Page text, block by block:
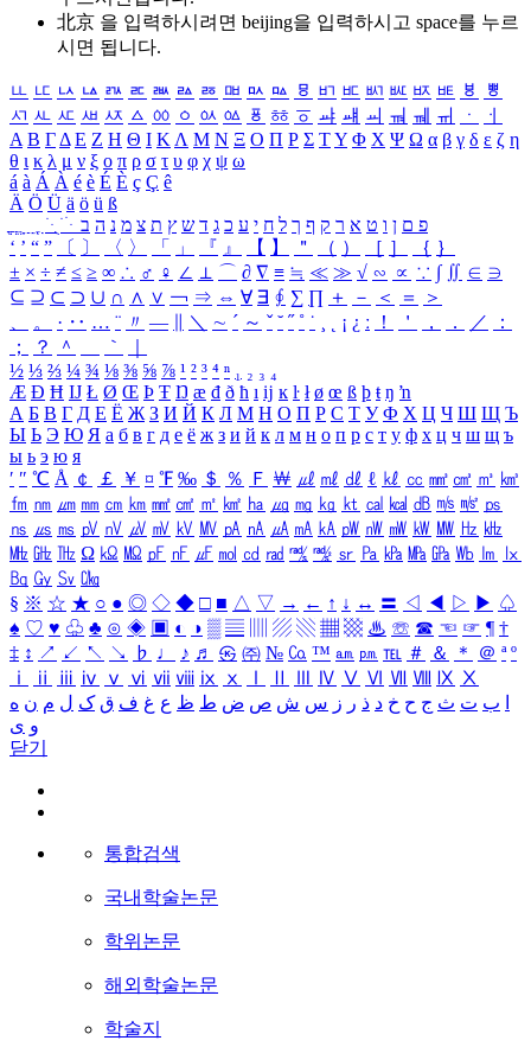
北京 을 입력하시려면 beijing을 입력하시고 space를 누르
시면 됩니다.
ㅥ ㅦ ㅧ ㅨ ㅩ ㅪ ㅫ ㅬ ㅭ ㅮ ㅯ ㅰ ㅱ ㅲ ㅳ ㅴ ㅵ ㅶ ㅷ ㅸ
ㅹ
ㅺ ㅻ ㅼ ㅽ ㅾ ㅿ ㆀ ㆁ ㆂ ㆃ ㆄ ㆅ ㆆ ㆇ ㆈ ㆉ ㆊ ㆋ ㆌ ㆍ
ㆎ
Α Β ΓΔ Ε Ζ Η Θ Ι ΚΛ Μ Ν Ξ Ο Π Ρ Σ ΤΥ Φ Χ Ψ Ω α β γ δ ε ζ η
θ ι κ λ μ ν ξ ο π ρ σ τ υ φ χ ψ ω
á à Á À é è É È ç Ç ê
Ä Ö Ü ä ö ü ß
ִֶֹ ֻּ ׁׂ פ ם ן ו ט א ר ק ף ך ל ח י ע כ ג ד ש ץ ת צ מ נ ה ב
‘ ’ “ ” 〔 〕 〈 〉 「 」 『 』 【 】 ＂ （ ） ［ ］ ｛ ｝
± × ÷ ≠ ≤ ≥ ∞ ∴ ♂ ♀ ∠ ⊥ ⌒ ∂ ∇ ≡ ≒ ≪ ≫ √ ∽ ∝ ∵ ∫ ∬ ∈ ∋
⊆ ⊇ ⊂ ⊃ ∪ ∩ ∧ ∨ ￢ ⇒ ⇔ ∀ ∃ ∮ ∑ ∏ ＋ － ＜ ＝
＞
、
。 · ‥ … ¨ 〃 ― ＼ ∼ ´ ～ ˇ ˘ ˝ ˚ ˙ ¸ ¡ ¿ ː ！ ＇ ， ． ／
：
；
？ ＾ ｀
½ ⅓ ⅔ ¼ ¾ ⅛ ⅜ ⅝ ⅞ ¹ ² ³ ⁴ ⁿ ₁ ₂ ₃ ₄
Æ Ð Ħ Ĳ Ł Ø Œ Þ Ŧ Ŋ æ đ ð ħ ı ĳ ĸ ŀ ł ø œ ß þ ŧ ŋ ŉ
А Б В Г Д Е Ё Ж З И Й К Л М Н О П Р С Т У Ф Х Ц Ч Ш Щ Ъ
Ы Ь Э Ю Я а б в г д е ё ж з и й к л м н о п р с т у ф х ц ч ш щ ъ
ы ь э ю я
′ ″ ℃ Å ￠ ￡ ￥ ¤ ℉ ‰ ＄ ％ Ｆ ￦ ㎕ ㎖ ㎗ ℓ ㎘ ㏄ ㎣ ㎤ ㎥ ㎦
㎙ ㎚ ㎛ ㎜ ㎝ ㎞ ㎟ ㎠ ㎡ ㎢ ㏊ ㎍ ㎎ ㎏ ㏏ ㎈ ㎉ ㏈ ㎧ ㎨ ㎰
㎱ ㎲ ㎳ ㎴ ㎵ ㎶ ㎷ ㎸ ㎹ ㎀ ㎁ ㎂ ㎃ ㎄ ㎺ ㎻ ㎽ ㎾ ㎿ ㎐ ㎑
㎒ ㎓ ㎔ Ω ㏀ ㏁ ㎊ ㎋ ㎌ ㏖ ㏅ ㎭ ㎮ ㎯ ㏛ ㎩ ㎪ ㎫ ㎬ ㏝ ㏐
㏓
㏃ ㏉ ㏜ ㏆
§ ※ ☆ ★ ○ ● ◎ ◇ ◆ □ ■ △ ▽ → ← ↑ ↓ ↔ 〓 ◁ ◀ ▷ ▶ ♤
♠ ♡ ♥ ♧ ♣ ⊙ ◈ ▣ ◐ ◑ ▒ ▤ ▨ ▧ ▦ ▩ ♨ ☏ ☎ ☜ ☞ ¶ †
‡ ↕ ↗ ↙ ↖ ↘ ♭ ♩ ♪ ♬ ㉿ ㈜ № ㏇ ™ ㏂ ㏘ ℡ ＃ ＆ ＊ ＠ ª º
ⅰ
ⅱ ⅲ ⅳ ⅴ ⅵ ⅶ ⅷ ⅸ ⅹ Ⅳ Ⅴ Ⅵ Ⅶ Ⅷ Ⅸ Ⅹ
ب ت ث ج ح خ د ذ ر ز س ش ص ض ط ظ ع غ ف ق ک ل م ن ه
و ی
닫기
통합검색
국내학술논문
학위논문
해외학술논문
학술지